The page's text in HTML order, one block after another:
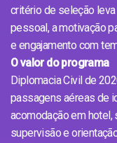
critério de seleção
pessoal, a motivação
e engajamento com
O valor do programa
Diplomacia Civil de
passagens aéreas de
acomodação em hotel,
supervisão e